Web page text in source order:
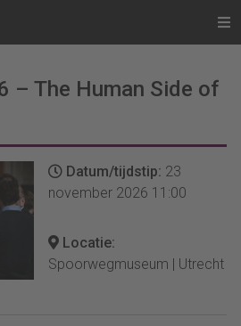
– The Human Side of
Datum/tijdstip: 23
november 2026 11:00
Locatie:
Spoorwegmuseum | Utrecht